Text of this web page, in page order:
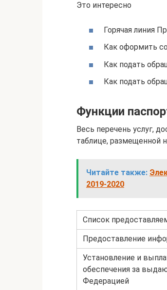
Это интересно
Горячая линия
Как оформить
Как подать
Как подать
Функции
Весь перечень услуг,
таблице, размещенной
Читайте также:
2019-2020
Список
Предоставление
Установление и
обеспечения за
Федерацией